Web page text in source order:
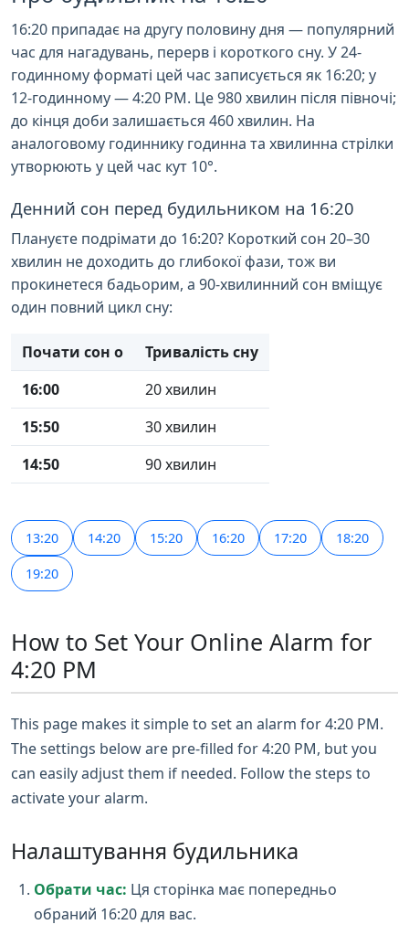
16:20 припадає на другу половину дня — популярний
час для нагадувань, перерв і короткого сну. У 24-
годинному форматі цей час записується як 16:20; у
12-годинному — 4:20 PM. Це 980 хвилин після півночі;
до кінця доби залишається 460 хвилин. На
аналоговому годиннику годинна та хвилинна стрілки
утворюють у цей час кут 10°.
Денний сон перед будильником на 16:20
Плануєте подрімати до 16:20? Короткий сон 20–30
хвилин не доходить до глибокої фази, тож ви
прокинетеся бадьорим, а 90-хвилинний сон вміщує
один повний цикл сну:
Почати сон о
Тривалість сну
16:00
20 хвилин
15:50
30 хвилин
14:50
90 хвилин
13:20 14:20 15:20 16:20 17:20 18:20
19:20
How to Set Your Online Alarm for
4:20 PM
This page makes it simple to set an alarm for 4:20 PM.
The settings below are pre-filled for 4:20 PM, but you
can easily adjust them if needed. Follow the steps to
activate your alarm.
Налаштування будильника
Обрати час: Ця сторінка має попередньо
обраний 16:20 для вас.